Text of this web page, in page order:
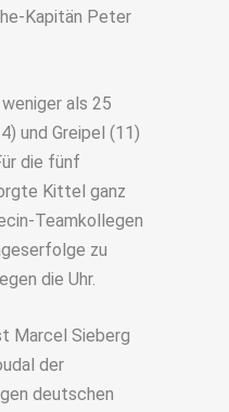
Kapitän Peter
weniger als 25
und Greipel (11)
die fünf
Kittel ganz
Teamkollegen
zu
die Uhr.
Marcel Sieberg
der
deutschen